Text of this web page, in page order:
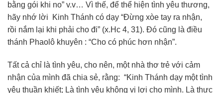
bằng gói khi no” v.v… Vì thế, để thể hiện tình yêu thương,
hãy nhớ lời Kinh Thánh có dạy “Đừng xòe tay ra nhận,
rồi nắm lại khi phải cho đi” (x.Hc 4, 31). Đó cũng là điều
thánh Phaolô khuyên : “Cho có phúc hơn nhận”.
Tất cả chỉ là tình yêu, cho nên, một nhà thơ trẻ với cảm
nhận của mình đã chia sẻ, rằng: “Kinh Thánh dạy một tình
yêu thuần khiết; Là tình yêu không vị lợi cho mình. Là thực